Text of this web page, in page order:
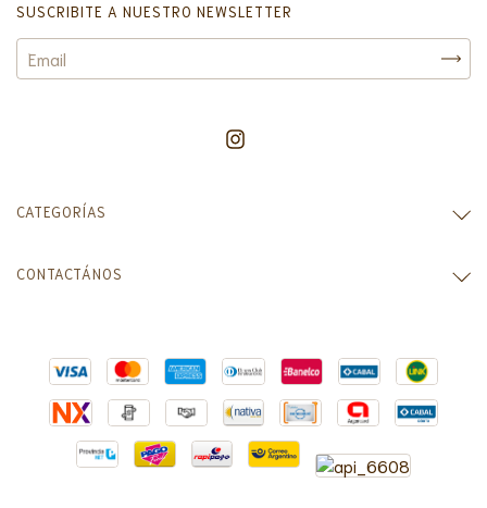
SUSCRIBITE A NUESTRO NEWSLETTER
CATEGORÍAS
CONTACTÁNOS